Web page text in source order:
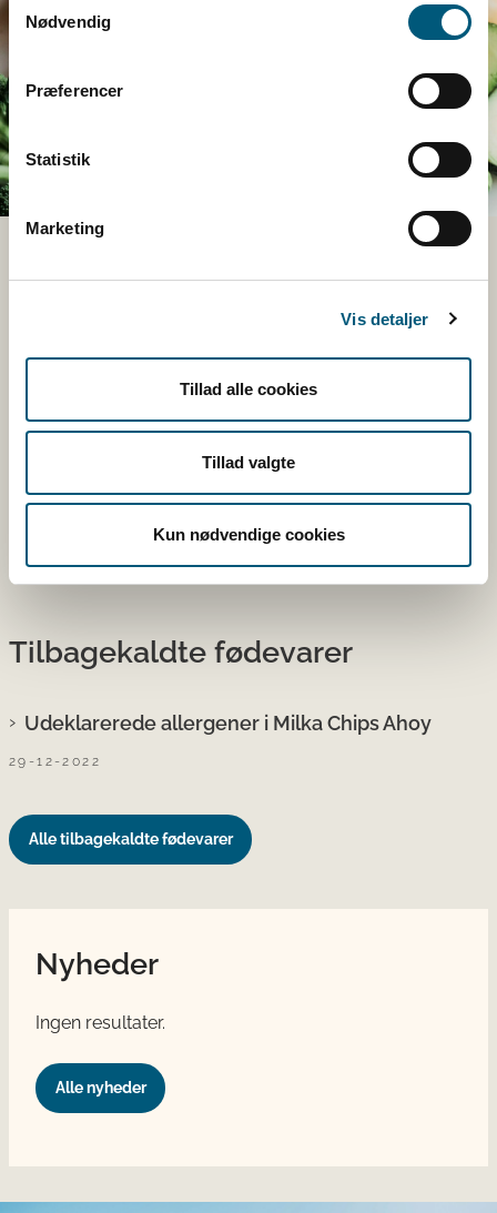
Nødvendig
Præferencer
Statistik
Marketing
Vis detaljer
Tillad alle cookies
Tillad valgte
Kun nødvendige cookies
SE KOSTRÅDENE
Fødevarestyrelsens kostråd er din rettesnor til at få
en sund og klimavenlig balance i det, du spiser og
drikker. Når du følger alle kostrådene, vil din krop få
vigtige næringsstoffer.
Se mere på altomkost.dk
Tilbagekaldte fødevarer
Udeklarerede allergener i Milka Chips Ahoy
29-12-2022
Alle tilbagekaldte fødevarer
Nyheder
Ingen resultater.
Alle nyheder